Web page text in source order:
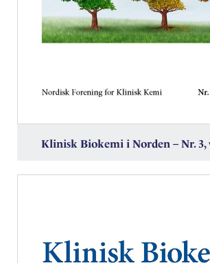
Klinisk Biokemi i Norden – Nr. 3,